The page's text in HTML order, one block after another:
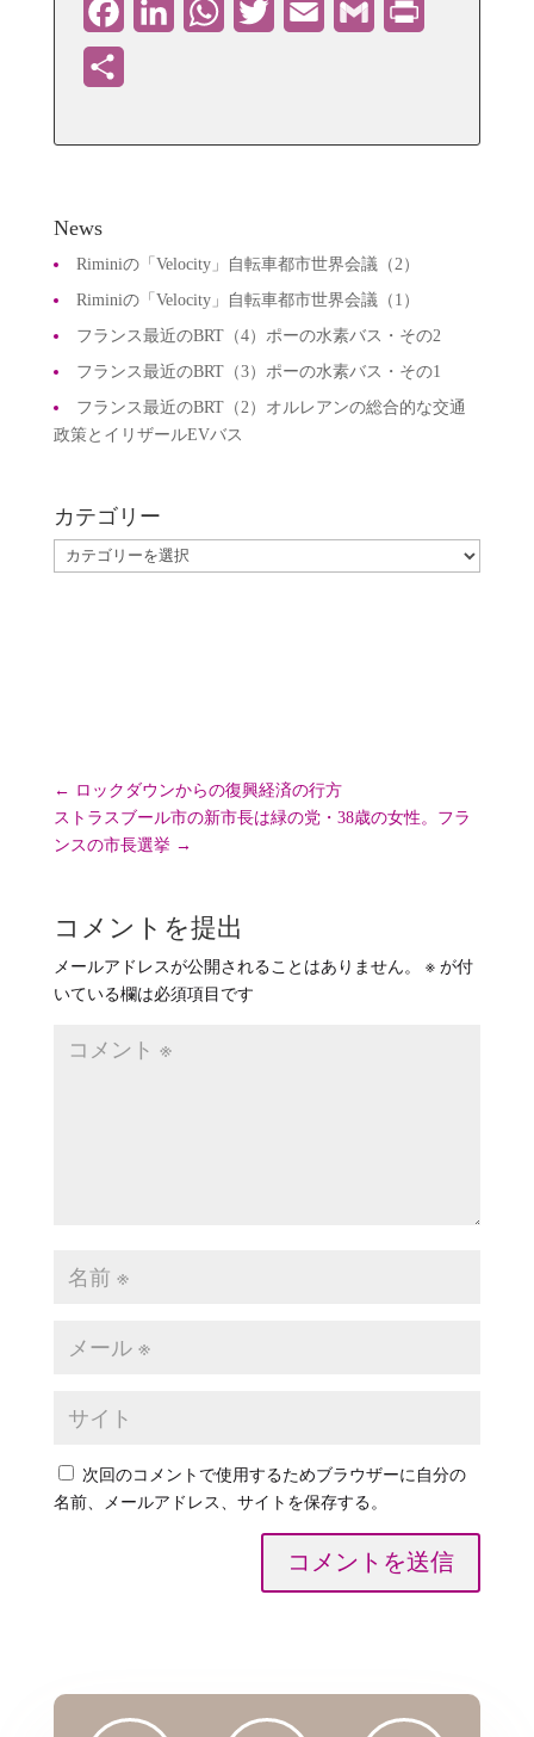
FacebookLinkedInWhatsApp
Twitter Email Gmail
News
Riminiの「Velocity」自転車都市世界会議（2）
Riminiの「Velocity」自転車都市世界会議（1）
フランス最近のBRT（4）ポーの水素バス・その2
フランス最近のBRT（3）ポーの水素バス・その1
フランス最近のBRT（2）オルレアンの総合的な交通
政策とイリザールEVバス
カテゴリー
カ
← ロックダウンからの復興経済の行方
ストラスブール市の新市長は緑の党・38歳の女性。フラ
ンスの市長選挙 →
コメントを提出
メールアドレスが公開されることはありません。 ※が付
いている欄は必須項目です
次回のコメントで使用するためブラウザーに自分の
名前、メールアドレス、サイトを保存する。
コメントを送信